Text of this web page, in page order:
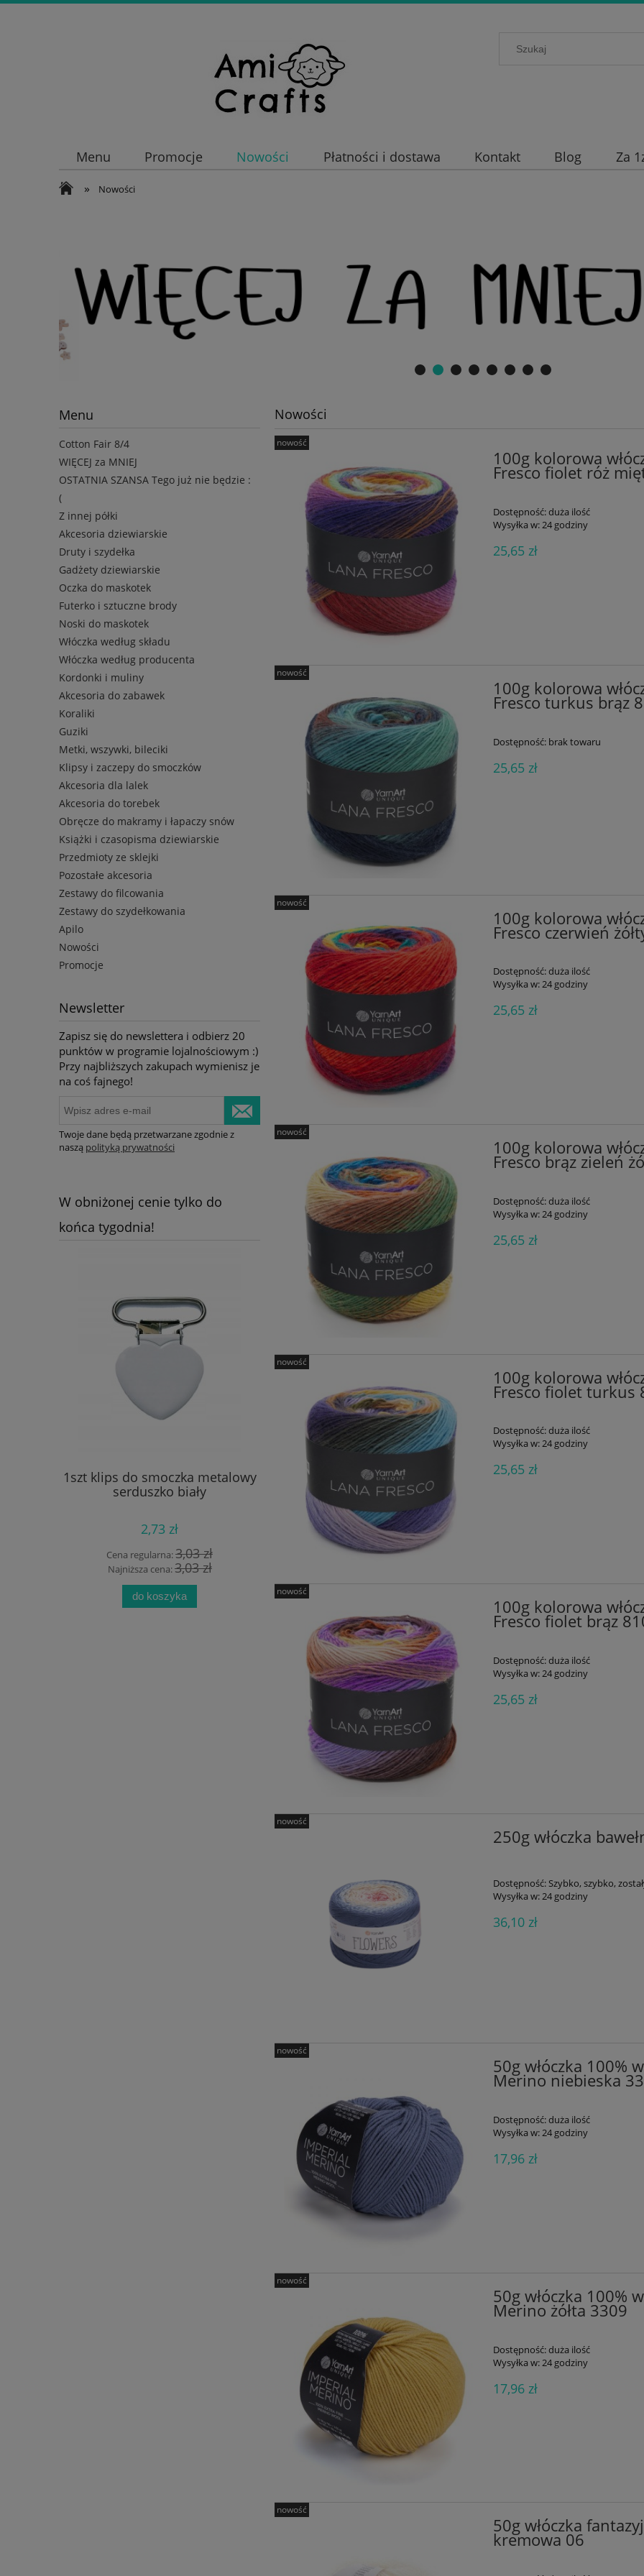
Menu Promocje Nowości Płatności i dostawa Kontakt Blog Za
» Nowości
Menu
Cotton Fair 8/4
WIĘCEJ za MNIEJ
OSTATNIA SZANSA Tego już nie będzie :
(
Z innej półki
Akcesoria dziewiarskie
Druty i szydełka
Gadżety dziewiarskie
Oczka do maskotek
Futerko i sztuczne brody
Noski do maskotek
Włóczka według składu
Włóczka według producenta
Kordonki i muliny
Akcesoria do zabawek
Koraliki
Guziki
Metki, wszywki, bileciki
Klipsy i zaczepy do smoczków
Akcesoria dla lalek
Akcesoria do torebek
Obręcze do makramy i łapaczy snów
Książki i czasopisma dziewiarskie
Przedmioty ze sklejki
Pozostałe akcesoria
Zestawy do filcowania
Zestawy do szydełkowania
Apilo
Nowości
Promocje
Newsletter
Zapisz się do newslettera i odbierz 20
punktów w programie lojalnościowym :)
Przy najbliższych zakupach wymienisz je
na coś fajnego!
Twoje dane będą przetwarzane zgodnie z
naszą polityką prywatności
W obniżonej cenie tylko do
końca tygodnia!
1szt klips do smoczka metalowy
serduszko biały
2,73 zł
Cena regularna:3,03 zł
Najniższa cena:3,03 zł
do koszyka
1szt. koralik silikonowy różyczka
biała mała
2,04 zł
Cena regularna:2,27 zł
50g wiskoza len Soft Linen
Nowości
100g kolorowa
Fresco fiolet róż
Dostępność:duża ilość
Wysyłka w:24 godziny
25,65 zł
nowość
100g kolorowa
Fresco turkus brąz
Dostępność: brak towaru
25,65 zł
nowość
100g kolorowa
Fresco czerwień
Dostępność:duża ilość
Wysyłka w:24 godziny
25,65 zł
nowość
100g kolorowa
Fresco brąz zieleń
Dostępność:duża ilość
Wysyłka w:24 godziny
25,65 zł
nowość
100g kolorowa
Fresco fiolet turkus
Dostępność:duża ilość
Wysyłka w:24 godziny
25,65 zł
nowość
100g kolorowa
Fresco fiolet brąz
Dostępność:duża ilość
Wysyłka w:24 godziny
25,65 zł
nowość
250g włóczka
Dostępność: Szybko, szybko,
Wysyłka w: 24 godziny
36,10 zł
nowość
50g włóczka 100%
Merino niebieska
Dostępność:duża ilość
Wysyłka w:24 godziny
17,96 zł
nowość
50g włóczka 100%
Merino żółta 3309
Dostępność:duża ilość
Wysyłka w: 24 godziny
17,96 zł
nowość
50g włóczka
kremowa 06
nowość